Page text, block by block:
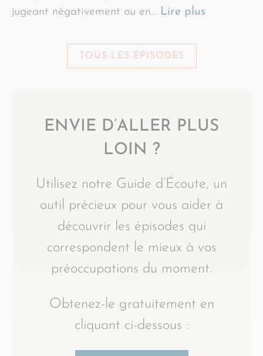
jugeant négativement ou en… Lire plus
TOUS LES ÉPISODES
ENVIE D’ALLER PLUS
LOIN ?
Utilisez notre Guide d’Écoute, un
outil précieux pour vous aider à
découvrir les épisodes qui
correspondent le mieux à vos
préoccupations du moment.
Obtenez-le gratuitement en
cliquant ci-dessous :